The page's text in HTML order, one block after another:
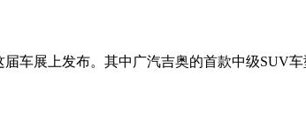
车展上发布。其中广汽吉奥的首款中级SUV